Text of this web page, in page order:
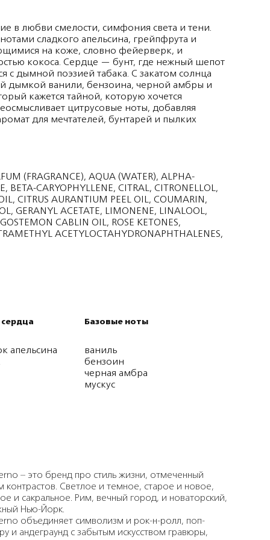
в любви смелости, симфония света и тени.
сладкого апельсина, грейпфрута и
на коже, словно фейерверк, и
кокоса. Сердце — бунт, где нежный шепот
с дымной поэзией табака. С закатом солнца
дымкой ванили, бензоина, черной амбры и
кажется тайной, которую хочется
цитрусовые ноты, добавляя
для мечтателей, бунтарей и пылких
(FRAGRANCE), AQUA (WATER), ALPHA-
BETA-CARYOPHYLLENE, CITRAL, CITRONELLOL,
CITRUS AURANTIUM PEEL OIL, COUMARIN,
GERANYL ACETATE, LIMONENE, LINALOOL,
CABLIN OIL, ROSE KETONES,
ACETYLOCTAHYDRONAPHTHALENES,
апельсина
Базовые ноты
ваниль
бензоин
черная амбра
мускус
– это бренд про стиль жизни, отмеченный
контрастов. Светлое и темное, старое и новое,
и сакральное. Рим, вечный город, и новаторский,
Нью-Йорк.
объединяет символизм и рок-н-ролл, поп-
и андеграунд с забытым искусством гравюры,